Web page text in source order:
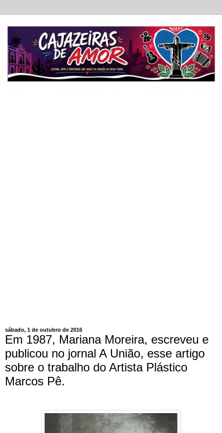
sábado, 1 de outubro de 2016
Em 1987, Mariana Moreira, escreveu e
publicou no jornal A União, esse artigo
sobre o trabalho do Artista Plástico
Marcos Pê.